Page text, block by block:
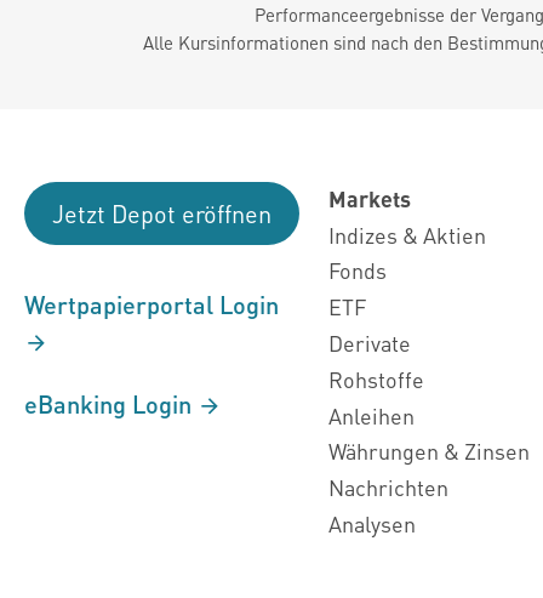
Performanceergebnisse der
Alle Kursinformationen sind nach den
Jetzt Depot eröffnen
Wertpapierportal Login
eBanking Login
Markets
Indizes & Aktien
Fonds
ETF
Derivate
Rohstoffe
Anleihen
Währungen & Zinsen
Nachrichten
Analysen